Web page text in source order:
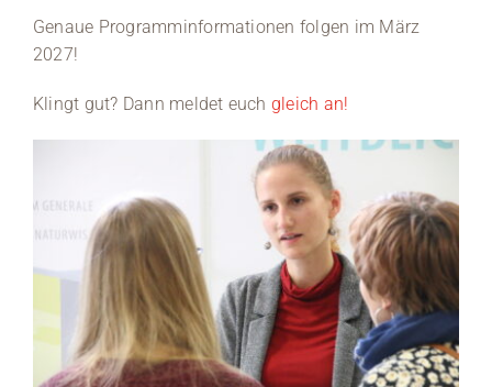
Veranstaltungen
Genaue Programminformationen folgen im März
2027!
Klingt gut? Dann meldet euch gleich an!